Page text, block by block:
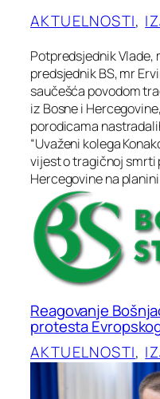
AKTUELNOSTI,
Potpredsjednik Vlade,
predsjednik BS, mr
saučešća povodom
iz Bosne i
porodicama
“Uvaženi kolega
vijest o tragičnoj smrti
Hercegovine na
Reagovanje
protesta
AKTUELNOSTI,